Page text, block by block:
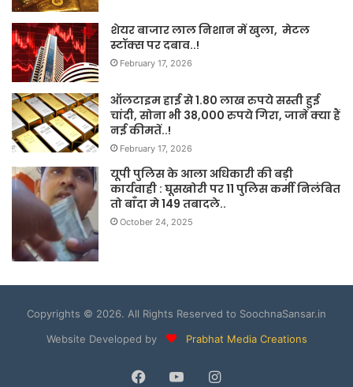
शेयर बाजार लाल निशान में खुला, मेटल
स्टॉक्स पर दबाव..!
February 17, 2026
ऑलटाइम हाई से 1.80 लाख रुपये सस्ती हुई
चांदी, सोना भी 38,000 रुपये गिरा, जानें क्या हैं
नई कीमतें..!
February 17, 2026
यूपी पुलिस के आला अधिकारी की बड़ी
कार्यवाही : घूसखोरी पर 11 पुलिस कर्मी निलंबित
तो बाँदा मे 149 तबादले..
October 24, 2025
Copyrights © 2026. All Rights Reserved to SoochnaSansar.in
Website Developed by
Prabhat Media Creations
Facebook
YouTubeInstagram